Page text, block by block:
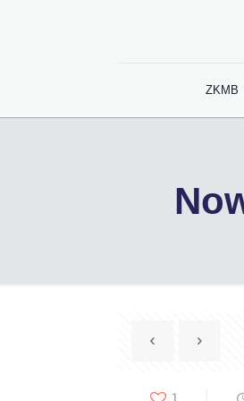
ZKMB